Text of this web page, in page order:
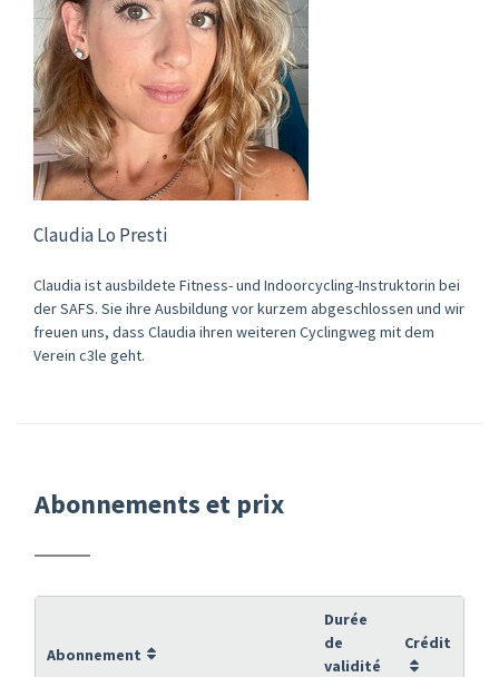
Claudia Lo Presti
Claudia ist ausbildete Fitness- und Indoorcycling-Instruktorin bei
der SAFS. Sie ihre Ausbildung vor kurzem abgeschlossen und wir
freuen uns, dass Claudia ihren weiteren Cyclingweg mit dem
Verein c3le geht.
Abonnements et prix
Abonnement
Durée
de
validité
Crédit